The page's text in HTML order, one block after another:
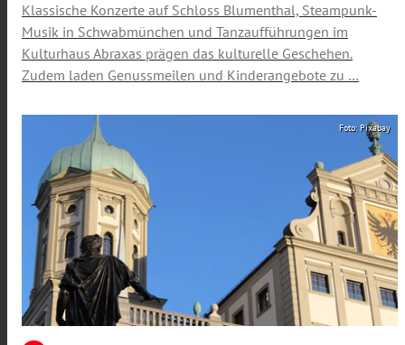
Klassische Konzerte auf Schloss Blumenthal, Steampunk-
Musik in Schwabmünchen und Tanzaufführungen im
Kulturhaus Abraxas prägen das kulturelle Geschehen.
Zudem laden Genussmeilen und Kinderangebote zu …
Foto: Pixabay